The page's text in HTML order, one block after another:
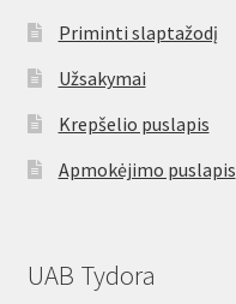
Priminti slaptažodį
Užsakymai
Krepšelio puslapis
Apmokėjimo puslapis
UAB Tydora